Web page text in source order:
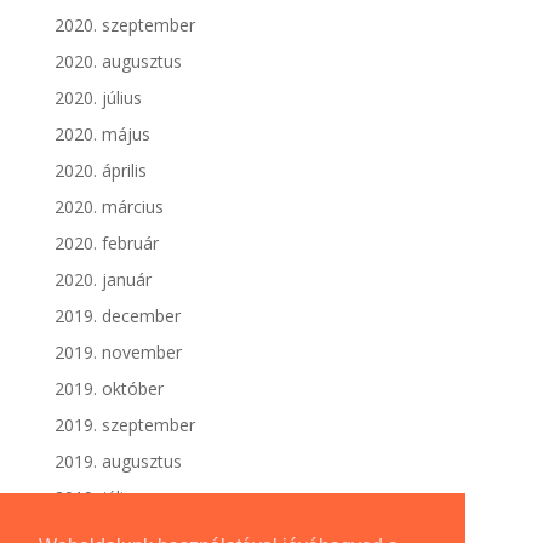
2020. szeptember
2020. augusztus
2020. július
2020. május
2020. április
2020. március
2020. február
2020. január
2019. december
2019. november
2019. október
2019. szeptember
2019. augusztus
2019. július
2019. június